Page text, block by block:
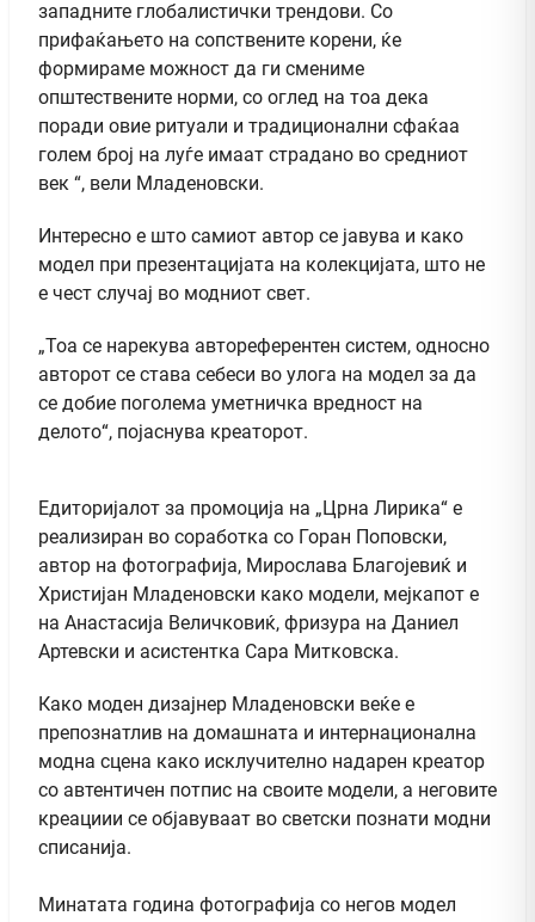
западните глобалистички трендови. Со
прифаќањето на сопствените корени, ќе
формираме можност да ги смениме
општествените норми, со оглед на тоа дека
поради овие ритуали и традиционални сфаќаа
голем број на луѓе имаат страдано во средниот
век “, вели Младеновски.
Интересно е што самиот автор се јавува и како
модел при презентацијата на колекцијата, што не
е чест случај во модниот свет.
„Тоа се нарекува автореферентен систем, односно
авторот се става себеси во улога на модел за да
се добие поголема уметничка вредност на
делото“, појаснува креаторот.
Едиторијалот за промоција на „Црна Лирика“ е
реализиран во соработка со Горан Поповски,
автор на фотографија, Мирослава Благојевиќ и
Христијан Младеновски како модели, мејкапот е
на Анастасија Величковиќ, фризура на Даниел
Артевски и асистентка Сара Митковска.
Како моден дизајнер Младеновски веќе е
препознатлив на домашната и интернационална
модна сцена како исклучително надарен креатор
со автентичен потпис на своите модели, а неговите
креациии се објавуваат во светски познати модни
списанија.
Минатата година фотографија со негов модел